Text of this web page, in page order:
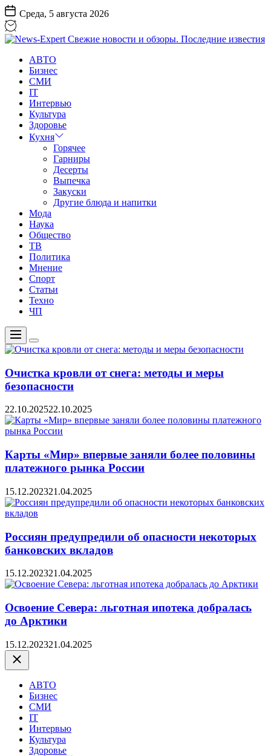
Перейти
к
содержанию
Среда, 5 августа 2026
Expert
Свежие
новости
обзоры.
Последние
известия
АВТО
Бизнес
СМИ
IT
Интервью
Культура
Здоровье
Кухня
Горячее
Гарниры
Десерты
Выпечка
Закуски
Другие блюда и напитки
Мода
Наука
Общество
ТВ
Политика
Мнение
Спорт
Статьи
Техно
ЧП
Меню
Цвет
переключателя
Очистка кровли от снега: методы и меры
безопасности
22.10.202522.10.2025
Карты «Мир» впервые заняли более половины
платежного рынка России
15.12.202321.04.2025
Россиян предупредили об опасности некоторых
банковских вкладов
15.12.202321.04.2025
Освоение Севера: льготная ипотека добралась
до Арктики
15.12.202321.04.2025
Закрыть
АВТО
Бизнес
СМИ
IT
Интервью
Культура
Здоровье